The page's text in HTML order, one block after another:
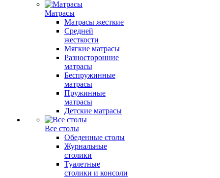
Матрасы
Матрасы жесткие
Средней
жесткости
Мягкие матрасы
Разносторонние
матрасы
Беспружинные
матрасы
Пружинные
матрасы
Детские матрасы
Все столы
Обеденные столы
Журнальные
столики
Туалетные
столики и консоли